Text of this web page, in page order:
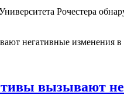
Рочестера
вызывают